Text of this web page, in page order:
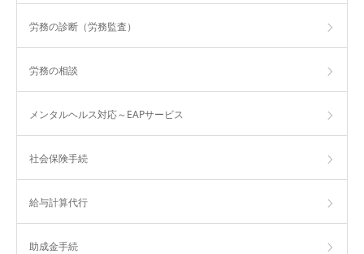
労務の診断（労務監査）
労務の相談
メンタルヘルス対応～EAPサービス
社会保険手続
給与計算代行
助成金手続